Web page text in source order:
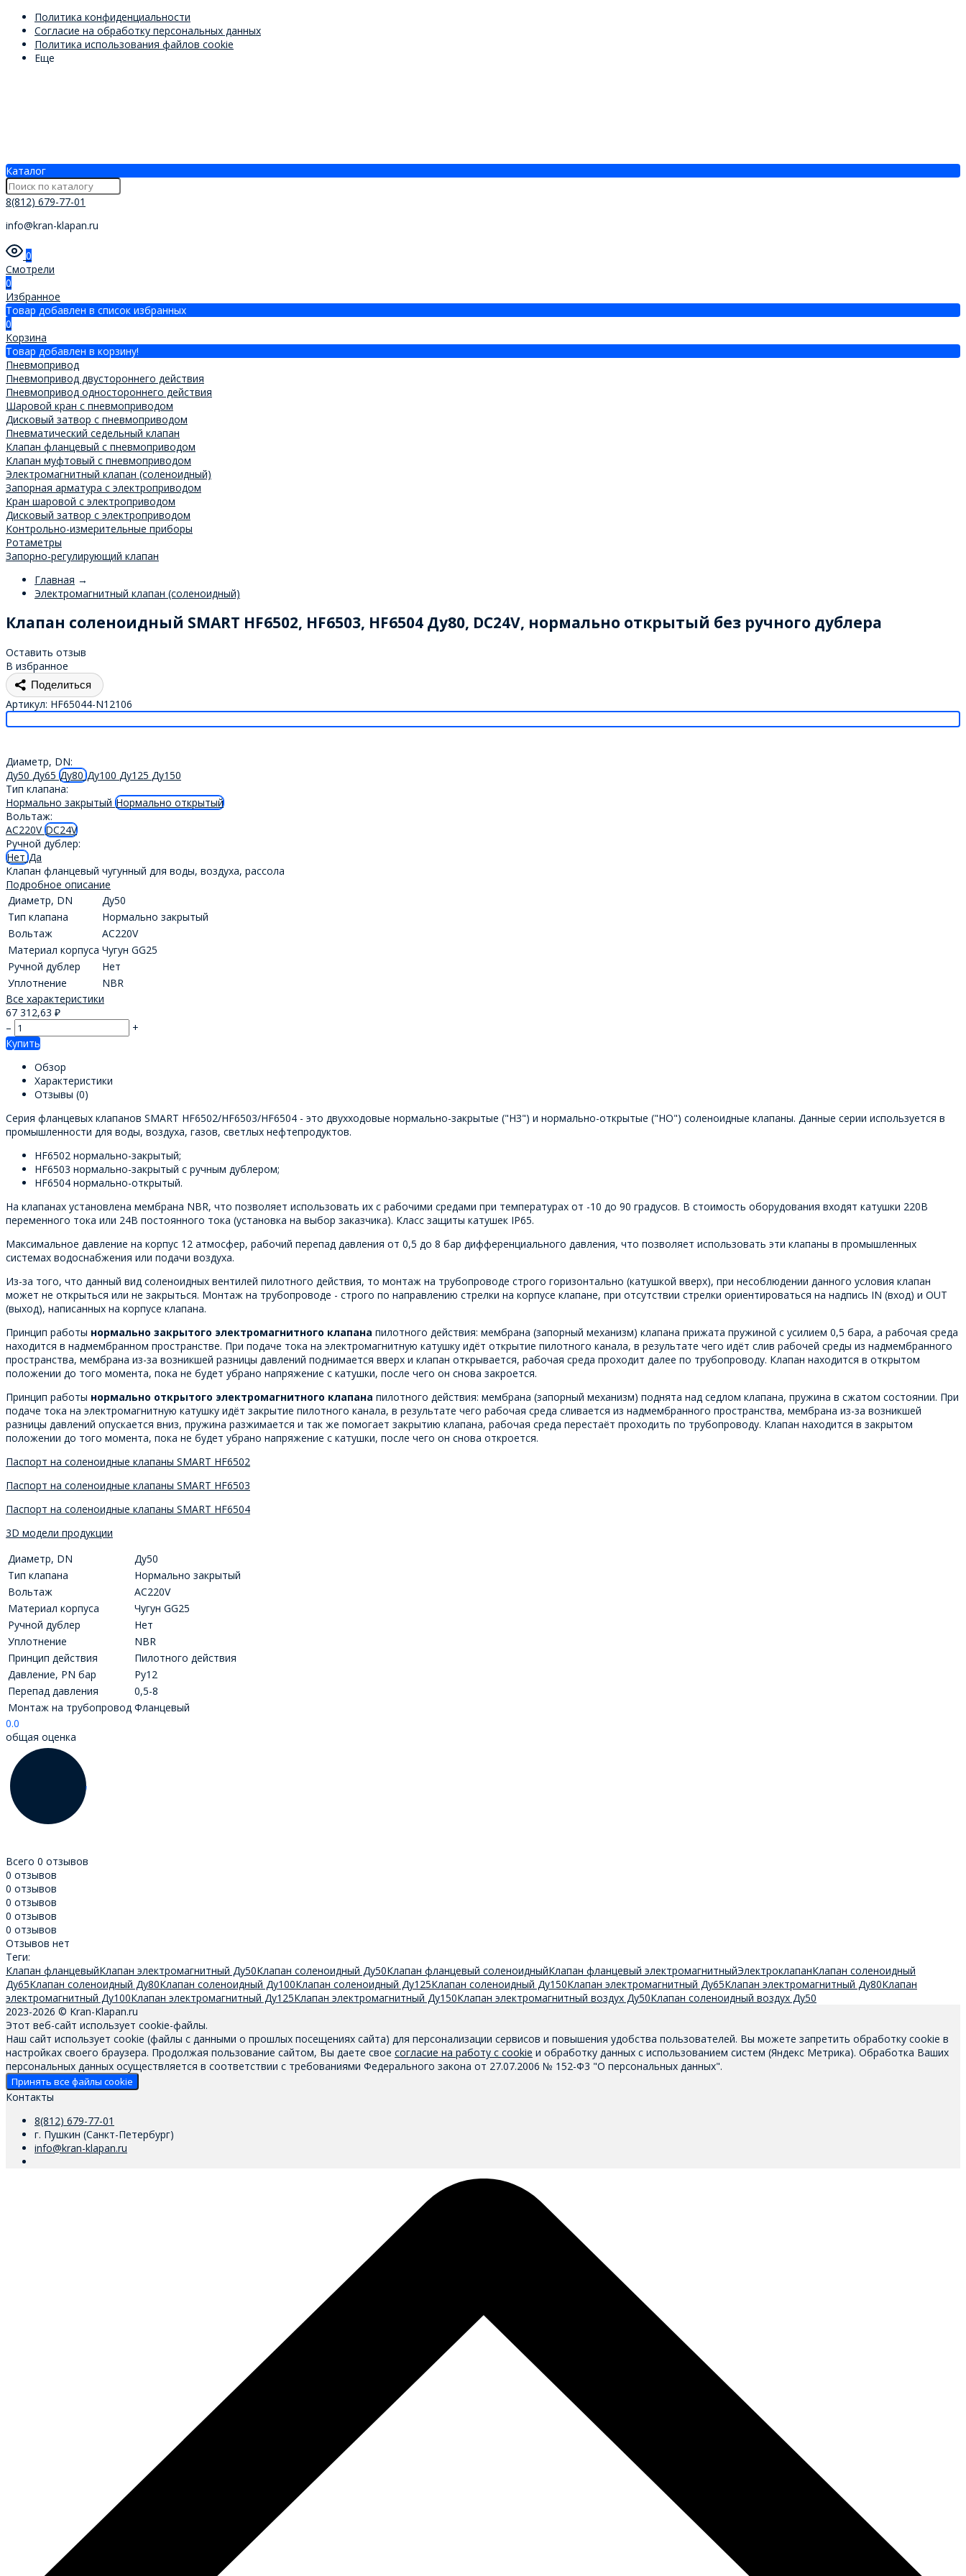
Политика конфиденциальности
Согласие на обработку персональных данных
Политика использования файлов cookie
Еще
Каталог
8(812) 679-77-01
info@kran-klapan.ru
0
Смотрели
0
Избранное
Товар добавлен в список избранных
0
Корзина
Товар добавлен в корзину!
Пневмопривод
Пневмопривод двустороннего действия
Пневмопривод одностороннего действия
Шаровой кран с пневмоприводом
Дисковый затвор с пневмоприводом
Пневматический седельный клапан
Клапан фланцевый с пневмоприводом
Клапан муфтовый с пневмоприводом
Электромагнитный клапан (соленоидный)
Запорная арматура с электроприводом
Кран шаровой с электроприводом
Дисковый затвор с электроприводом
Контрольно-измерительные приборы
Ротаметры
Запорно-регулирующий клапан
Главная →
Электромагнитный клапан (соленоидный)
Клапан соленоидный SMART HF6502, HF6503, HF6504 Ду80, DC24V, нормально открытый без ручного дублера
Оставить отзыв
В избранное
Поделиться
Артикул: HF65044-N12106
Диаметр, DN:
Ду50 Ду65 Ду80Ду100 Ду125 Ду150
Тип клапана:
Нормально закрытый Нормально открытый
Вольтаж:
AC220V DC24V
Ручной дублер:
НетДа
Клапан фланцевый чугунный для воды, воздуха, рассола
Подробное описание
Диаметр, DN
Ду50
Тип клапана
Нормально закрытый
Вольтаж
AC220V
Материал корпуса Чугун GG25
Ручной дублер
Нет
Уплотнение
NBR
Все характеристики
67 312,63 ₽
–
+
Купить
Обзор
Характеристики
Отзывы (0)
Серия фланцевых клапанов SMART HF6502/HF6503/HF6504 - это двухходовые нормально-закрытые ("НЗ") и нормально-открытые ("НО") соленоидные клапаны. Данные серии используется в
промышленности для воды, воздуха, газов, светлых нефтепродуктов.
HF6502 нормально-закрытый;
HF6503 нормально-закрытый с ручным дублером;
HF6504 нормально-открытый.
На клапанах установлена мембрана NBR, что позволяет использовать их с рабочими средами при температурах от -10 до 90 градусов. В стоимость оборудования входят катушки 220В
переменного тока или 24В постоянного тока (установка на выбор заказчика). Класс защиты катушек IP65.
Максимальное давление на корпус 12 атмосфер, рабочий перепад давления от 0,5 до 8 бар дифференциального давления, что позволяет использовать эти клапаны в промышленных
системах водоснабжения или подачи воздуха.
Из-за того, что данный вид соленоидных вентилей пилотного действия, то монтаж на трубопроводе строго горизонтально (катушкой вверх), при несоблюдении данного условия клапан
может не открыться или не закрыться. Монтаж на трубопроводе - строго по направлению стрелки на корпусе клапане, при отсутствии стрелки ориентироваться на надпись IN (вход) и OUT
(выход), написанных на корпусе клапана.
Принцип работы нормально закрытого электромагнитного клапана пилотного действия: мембрана (запорный механизм) клапана прижата пружиной с усилием 0,5 бара, а рабочая среда
находится в надмембранном пространстве. При подаче тока на электромагнитную катушку идёт открытие пилотного канала, в результате чего идёт слив рабочей среды из надмембранного
пространства, мембрана из-за возникшей разницы давлений поднимается вверх и клапан открывается, рабочая среда проходит далее по трубопроводу. Клапан находится в открытом
положении до того момента, пока не будет убрано напряжение с катушки, после чего он снова закроется.
Принцип работы нормально открытого электромагнитного клапана пилотного действия: мембрана (запорный механизм) поднята над седлом клапана, пружина в сжатом состоянии. При
подаче тока на электромагнитную катушку идёт закрытие пилотного канала, в результате чего рабочая среда сливается из надмембранного пространства, мембрана из-за возникшей
разницы давлений опускается вниз, пружина разжимается и так же помогает закрытию клапана, рабочая среда перестаёт проходить по трубопроводу. Клапан находится в закрытом
положении до того момента, пока не будет убрано напряжение с катушки, после чего он снова откроется.
Паспорт на соленоидные клапаны SMART HF6502
Паспорт на соленоидные клапаны SMART HF6503
Паспорт на соленоидные клапаны SMART HF6504
3D модели продукции
Диаметр, DN
Ду50
Тип клапана
Нормально закрытый
Вольтаж
AC220V
Материал корпуса
Чугун GG25
Ручной дублер
Нет
Уплотнение
NBR
Принцип действия
Пилотного действия
Давление, PN бар
Ру12
Перепад давления
0,5-8
Монтаж на трубопровод Фланцевый
0.0
общая оценка
Всего 0 отзывов
0 отзывов
0 отзывов
0 отзывов
0 отзывов
0 отзывов
Отзывов нет
Теги:
Клапан фланцевыйКлапан электромагнитный Ду50Клапан соленоидный Ду50Клапан фланцевый соленоидныйКлапан фланцевый электромагнитныйЭлектроклапанКлапан соленоидный
Ду65Клапан соленоидный Ду80Клапан соленоидный Ду100Клапан соленоидный Ду125Клапан соленоидный Ду150Клапан электромагнитный Ду65Клапан электромагнитный Ду80Клапан
электромагнитный Ду100Клапан электромагнитный Ду125Клапан электромагнитный Ду150Клапан электромагнитный воздух Ду50Клапан соленоидный воздух Ду50
2023-2026 © Kran-Klapan.ru
Этот веб-сайт использует cookie-файлы.
Наш сайт использует cookie (файлы с данными о прошлых посещениях сайта) для персонализации сервисов и повышения удобства пользователей. Вы можете запретить обработку cookie в
настройках своего браузера. Продолжая пользование сайтом, Вы даете свое согласие на работу с cookie и обработку данных с использованием систем (Яндекс Метрика). Обработка Ваших
персональных данных осуществляется в соответствии с требованиями Федерального закона от 27.07.2006 № 152-Ф3 "О персональных данных".
Принять все файлы cookie
Контакты
8(812) 679-77-01
г. Пушкин (Санкт-Петербург)
info@kran-klapan.ru